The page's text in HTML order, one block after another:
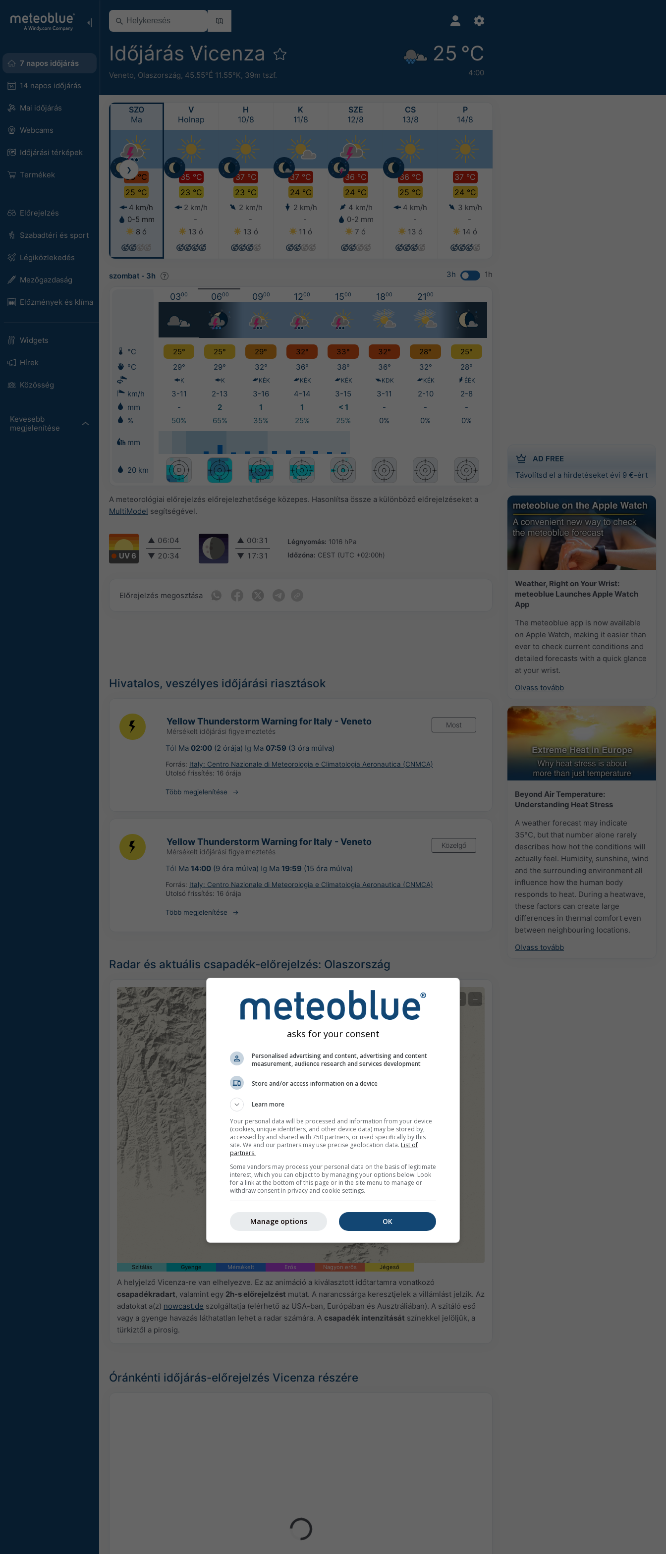
7 napos időjárás
14 napos időjárás
Mai időjárás
Webcams
Időjárási térképek
Termékek
Előrejelzés
Szabadtéri és sport
Légiközlekedés
Mezőgazdaság
Előzmények és klíma
Widgets
Hírek
Közösség
Kevesebb
megjelenítése
Időjárás Vicenza
Veneto, Olaszország, 45.55°É 11.55°K, 39m tszf.
25 °C
4:00
AD FREE
Távolítsd el a hirdetéseket évi 9 €-ért
Weather, Right on Your Wrist:
meteoblue Launches Apple Watch
App
The meteoblue app is now available
on Apple Watch, making it easier than
ever to check current conditions and
detailed forecasts with a quick glance
at your wrist.
Olvass tovább
Beyond Air Temperature:
Understanding Heat Stress
A weather forecast may indicate
35°C, but that number alone rarely
describes how hot the conditions will
actually feel. Humidity, sunshine, wind
and the surrounding environment all
influence how the human body
responds to heat. During a heatwave,
these factors can create large
differences in thermal comfort even
between neighbouring locations.
Olvass tovább
SZO
Ma
33 °C
25 °C
4 km/h
0-5 mm
8 ó
V
Holnap
35 °C
23 °C
2 km/h
-
13 ó
H
10/8
37 °C
23 °C
2 km/h
-
13 ó
K
11/8
37 °C
24 °C
2 km/h
-
11 ó
SZE
12/8
36 °C
24 °C
4 km/h
0-2 mm
7 ó
CS
13/8
36 °C
25 °C
4 km/h
-
13 ó
P
14/8
37 °C
24 °C
3 km/h
-
14 ó
❯
szombat - 3h 3h 1h
0300 0600 0900 1200 1500 1800 2100
°C 25° 25° 29° 32° 33° 32° 28°
25°
°C
29° 29° 32° 36° 38° 36° 32° 28°
K K KÉK KÉK KÉK KDK KÉK ÉÉK
km/h 3-11 2-13 3-16 4-14 3-15 3-11 2-10
2-8
mm
- 2 1 1 < 1 - -
-
%
50% 65% 35% 25% 25% 0% 0% 0%
mm
20 km
A meteorológiai előrejelzés előrejelezhetősége közepes. Hasonlítsa össze a különböző előrejelzéseket a
MultiModel segítségével.
UV 6
▲ 06:04
▼ 20:34
▲ 00:31
▼ 17:31
Légnyomás: 1016 hPa
Időzóna: CEST (UTC +02:00h)
Előrejelzés megosztása
Hivatalos, veszélyes időjárási riasztások
Yellow Thunderstorm Warning for Italy - Veneto
Mérsékelt időjárási figyelmeztetés
Most
Tól Ma 02:00(2 órája) Ig Ma 07:59 (3 óra múlva)
Forrás: Italy: Centro Nazionale di Meteorologia e Climatologia Aeronautica (CNMCA)
Utolsó frissítés: 16 órája
Több megjelenítése
Yellow Thunderstorm Warning for Italy - Veneto
Mérsékelt időjárási figyelmeztetés
Közelgő
Tól Ma 14:00(9 óra múlva) Ig Ma 19:59 (15 óra múlva)
Forrás: Italy: Centro Nazionale di Meteorologia e Climatologia Aeronautica (CNMCA)
Utolsó frissítés: 16 órája
Több megjelenítése
Radar és aktuális csapadék-előrejelzés: Olaszország
© + −
Szitálás Gyenge Mérsékelt Erős Nagyon erős Jégeső
A helyjelző Vicenza-re van elhelyezve. Ez az animáció a kiválasztott időtartamra vonatkozó
csapadékradart, valamint egy 2h-s előrejelzést mutat. A narancssárga keresztjelek a villámlást jelzik. Az
adatokat a(z) nowcast.de szolgáltatja (elérhető az USA-ban, Európában és Ausztráliában). A szitáló eső
vagy a gyenge havazás láthatatlan lehet a radar számára. A csapadék intenzitását színekkel jelöljük, a
türkiztől a pirosig.
Óránkénti időjárás-előrejelzés Vicenza részére
asks for your consent
Personalised advertising and content, advertising and content
measurement, audience research and services development
Store and/or access information on a device
Learn more
Your personal data will be processed and information from your device
(cookies, unique identifiers, and other device data) may be stored by,
accessed by and shared with 750 partners, or used specifically by this
site. We and our partners may use precise geolocation data. List of
partners.
Some vendors may process your personal data on the basis of legitimate
interest, which you can object to by managing your options below. Look
for a link at the bottom of this page or in the site menu to manage or
withdraw consent in privacy and cookie settings.
OK
Manage options